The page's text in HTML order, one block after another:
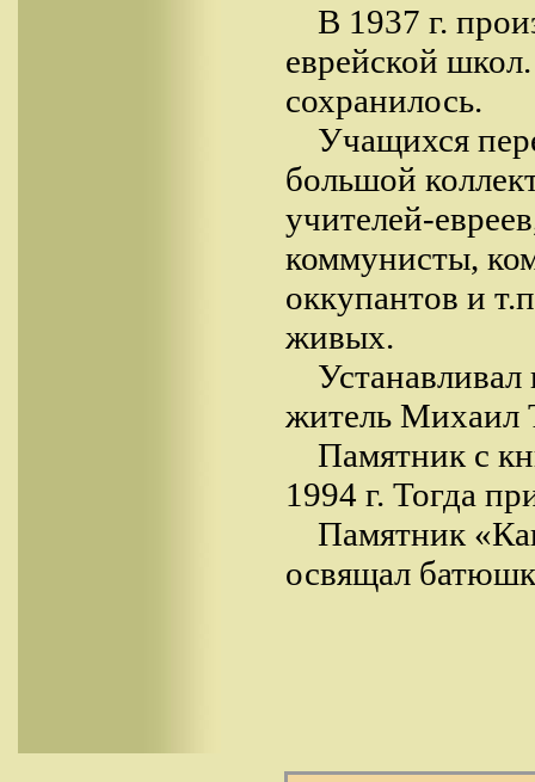
В 1937 г.
еврейской
сохранилось.
Учащихся
большой
учителей-
коммунисты,
оккупантов и
живых.
житель Михаил
Памятник с
1994 г. Тогда
Памятник
освящал